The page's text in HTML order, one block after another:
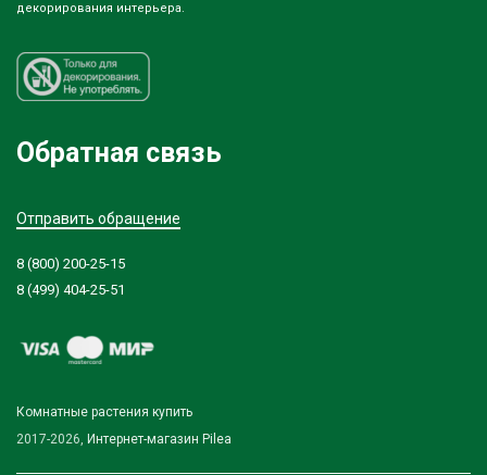
декорирования интерьера.
Обратная связь
Отправить обращение
8 (800) 200-25-15
8 (499) 404-25-51
Комнатные растения купить
2017-2026, Интернет-магазин Pilea